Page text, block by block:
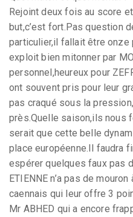
Rejoint deux fois au score
but,c’est fort.Pas question
particulier,il fallait être onze
exploit bien mitonner par
personnel,heureux pour
ont souvent pris pour leur
pas craqué sous la
près.Quelle saison,ils nous
serait que cette belle
place européenne.Il faudra
espérer quelques faux pas
ETIENNE n’a pas de
caennais qui leur offre 3
Mr ABHED qui a encore